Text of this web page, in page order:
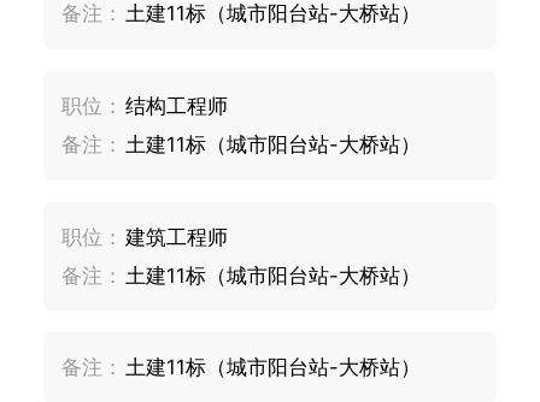
备注： 土建11标（城市阳台站-大桥站）
职位： 结构工程师
备注： 土建11标（城市阳台站-大桥站）
职位： 建筑工程师
备注： 土建11标（城市阳台站-大桥站）
备注： 土建11标（城市阳台站-大桥站）